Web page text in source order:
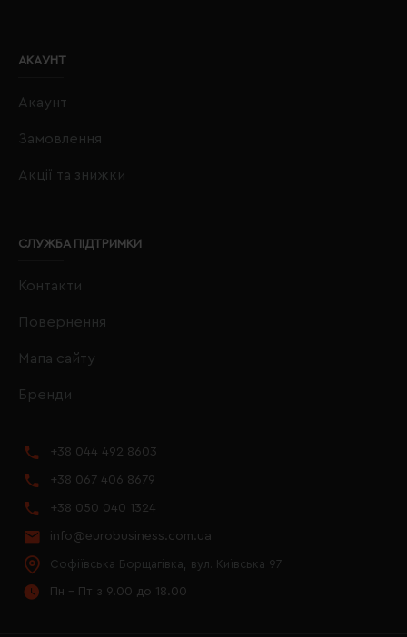
АКАУНТ
Акаунт
Замовлення
Акції та знижки
СЛУЖБА ПІДТРИМКИ
Контакти
Повернення
Мапа сайту
Бренди
+38 044 492 8603
+38 067 406 8679
+38 050 040 1324
info@eurobusiness.com.ua
Софіївська Борщагівка, вул. Київська 97
Пн - Пт з 9.00 до 18.00